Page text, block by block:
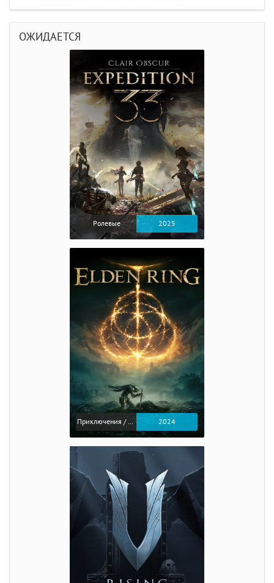
ОЖИДАЕТСЯ
Ролевые 2025
Приключения / Экшен / Ролевые 2024